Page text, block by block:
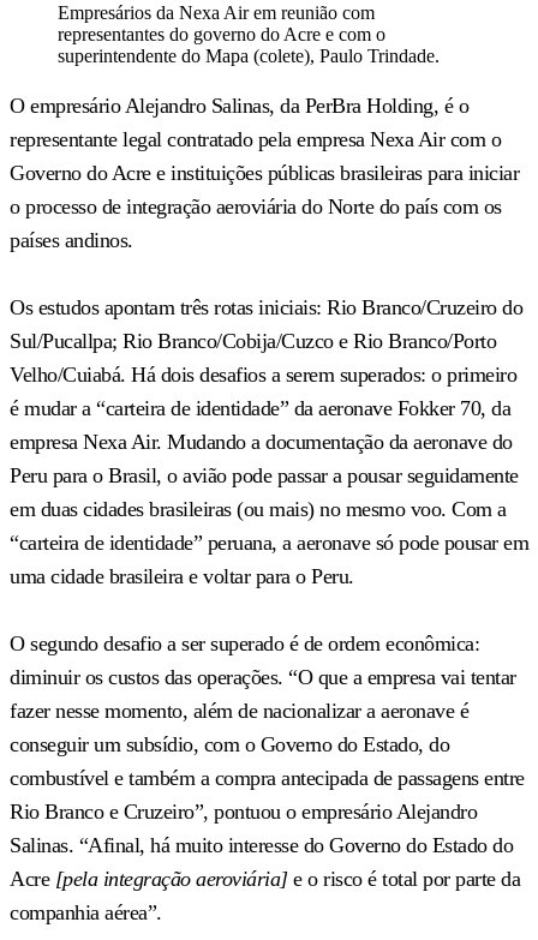
Empresários da Nexa Air em reunião com
representantes do governo do Acre e com o
superintendente do Mapa (colete), Paulo Trindade.
O empresário Alejandro Salinas, da PerBra Holding, é o
representante legal contratado pela empresa Nexa Air com o
Governo do Acre e instituições públicas brasileiras para iniciar
o processo de integração aeroviária do Norte do país com os
países andinos.
Os estudos apontam três rotas iniciais: Rio Branco/Cruzeiro do
Sul/Pucallpa; Rio Branco/Cobija/Cuzco e Rio Branco/Porto
Velho/Cuiabá. Há dois desafios a serem superados: o primeiro
é mudar a “carteira de identidade” da aeronave Fokker 70, da
empresa Nexa Air. Mudando a documentação da aeronave do
Peru para o Brasil, o avião pode passar a pousar seguidamente
em duas cidades brasileiras (ou mais) no mesmo voo. Com a
“carteira de identidade” peruana, a aeronave só pode pousar em
uma cidade brasileira e voltar para o Peru.
O segundo desafio a ser superado é de ordem econômica:
diminuir os custos das operações. “O que a empresa vai tentar
fazer nesse momento, além de nacionalizar a aeronave é
conseguir um subsídio, com o Governo do Estado, do
combustível e também a compra antecipada de passagens entre
Rio Branco e Cruzeiro”, pontuou o empresário Alejandro
Salinas. “Afinal, há muito interesse do Governo do Estado do
Acre [pela integração aeroviária]e o risco é total por parte da
companhia aérea”.